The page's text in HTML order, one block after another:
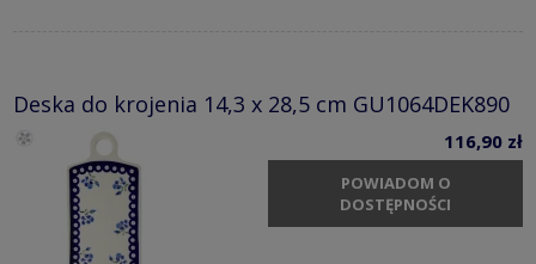
Deska do krojenia 14,3 x 28,5 cm GU1064DEK890
116,90 zł
POWIADOM O
DOSTĘPNOŚCI